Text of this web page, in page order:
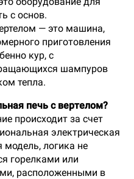
с основ.
— это машина,
приготовления
кур, с
шампуров
тепла.
печь с вертелом?
происходит за счет
электрическая
модель, логика не
горелками или
расположенными в